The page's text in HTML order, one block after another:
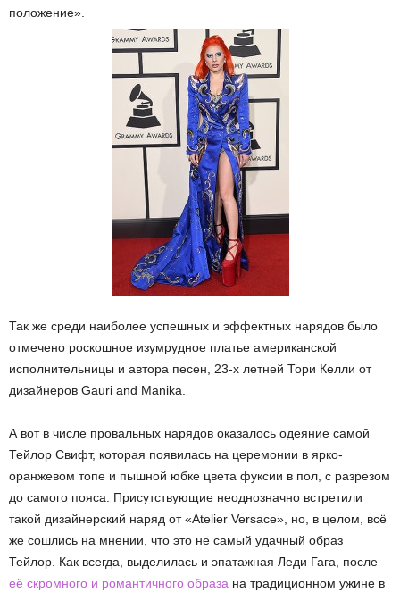
положение».
Так же среди наиболее успешных и эффектных нарядов было
отмечено роскошное изумрудное платье американской
исполнительницы и автора песен, 23-х летней Тори Келли от
дизайнеров Gauri and Manika.
А вот в числе провальных нарядов оказалось одеяние самой
Тейлор Свифт, которая появилась на церемонии в ярко-
оранжевом топе и пышной юбке цвета фуксии в пол, с разрезом
до самого пояса. Присутствующие неоднозначно встретили
такой дизайнерский наряд от «Atelier Versace», но, в целом, всё
же сошлись на мнении, что это не самый удачный образ
Тейлор. Как всегда, выделилась и эпатажная Леди Гага, после
её скромного и романтичного образа на традиционном ужине в